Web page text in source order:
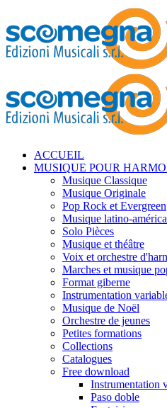
ACCUEIL
MUSIQUE POUR
Musique Classique
Musique Originale
Pop Rock et Evergreen
Musique latino-
Solo Pièces
Musique et théâtre
Voix et orchestre
Marches et musique
Format giberne
Instrumentation
Musique de Noël
Orchestre de jeunes
Petites formations
Collections
Catalogues
Free download
Instrumentation
Paso doble